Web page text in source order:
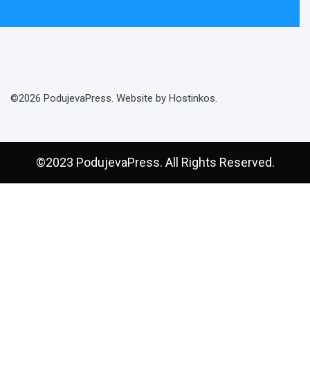
©2026 PodujevaPress. Website by Hostinkos.
©2023 PodujevaPress. All Rights Reserved.